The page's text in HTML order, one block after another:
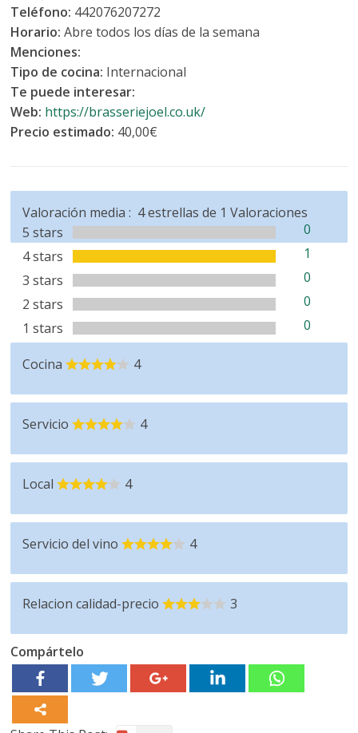
Teléfono: 442076207272
Horario:Abre todos los días de la semana
Menciones:
Tipo de cocina: Internacional
Te puede interesar:
Web: https://brasseriejoel.co.uk/
Precio estimado: 40,00€
Valoración media :
5 stars
0
4 stars
1
3 stars
0
2 stars
0
1 stars
0
4estrellas de 1 Valoraciones
Cocina 4
Servicio 4
Local 4
Servicio del vino 4
Relacion calidad-precio 3
Compártelo